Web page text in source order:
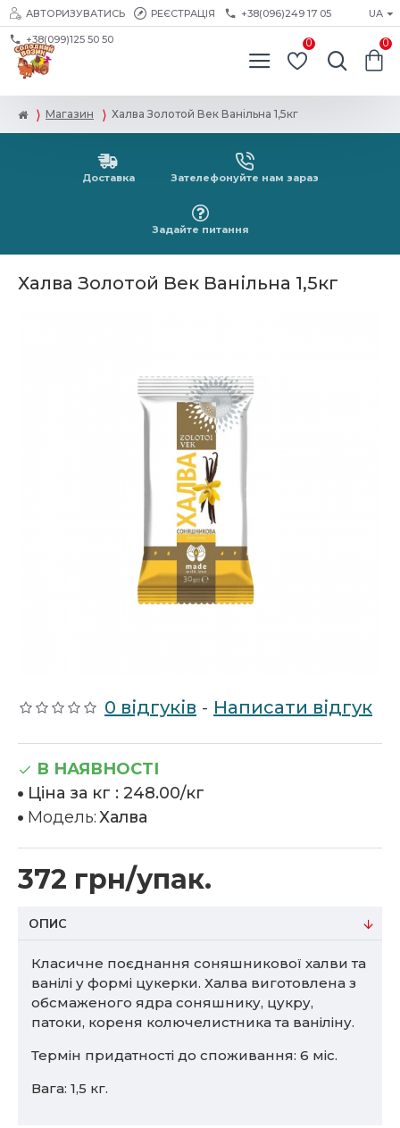
АВТОРИЗУВАТИСЬ РЕЄСТРАЦІЯ +38(096)249 17 05
+38(099)125 50 50
UA
0 0
Магазин Халва Золотой Век Ванільна 1,5кг
Доставка Зателефонуйте нам зараз
Задайте питання
Халва Золотой Век Ванільна 1,5кг
0 відгуків - Написати відгук
372 грн/упак.
В НАЯВНОСТІ
Ціна за кг : 248.00/кг
Модель:Халва
ОПИС
Класичне поєднання соняшникової халви та
ванілі у формі цукерки. Халва виготовлена ​​з
обсмаженого ядра соняшнику, цукру,
патоки, кореня колючелистника та ваніліну.
Термін придатності до споживання: 6 міс.
Вага: 1,5 кг.